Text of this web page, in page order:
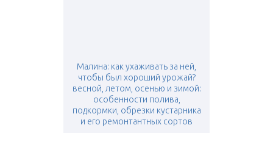
Малина: как ухаживать за ней,
чтобы был хороший урожай?
весной, летом, осенью и зимой:
особенности полива,
подкормки, обрезки кустарника
и его ремонтантных сортов